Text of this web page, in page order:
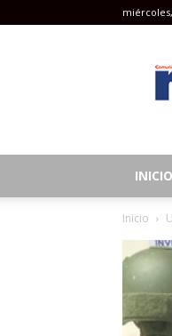
INICIO
Inicio